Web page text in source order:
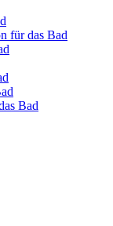
für das Bad
Bad